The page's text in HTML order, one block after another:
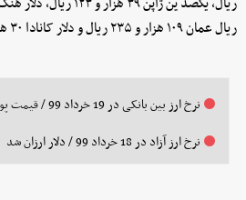
ریال عمان ۱۰۹ هزار و ۲۳۵ ریال و دلار کانادا ۳۰ هزار و ۹۱۲ ریال قیمت خورد.
نرخ ارز بین بانکی در 19 خرداد 99 / قیمت پوند انگلیس افزایش یافت
نرخ ارز آزاد در 18 خرداد 99 / دلار ارزان شد